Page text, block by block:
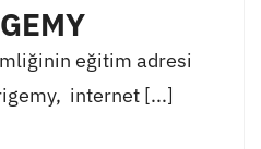
eğitim adresi
internet [...]